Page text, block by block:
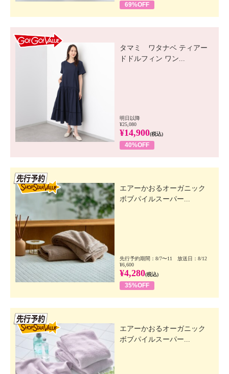
69%OFF
タマミ ワタナベ ティアー
ドドルフィン ワン...
明日以降
¥25,080
¥14,900(税込)
40%OFF
エアーかおるオーガニック
ボブパイルスーパー...
先行予約期間：8/7〜11 放送日：8/12
¥6,600
¥4,280(税込)
35%OFF
エアーかおるオーガニック
ボブパイルスーパー...